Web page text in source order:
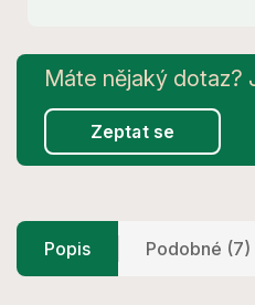
Zeptat se
Popis Podobné (7)